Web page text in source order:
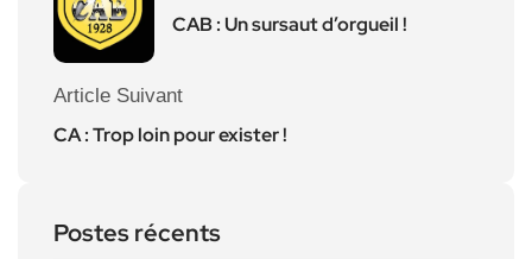
CAB : Un sursaut d’orgueil !
Article Suivant
CA : Trop loin pour exister !
Postes récents